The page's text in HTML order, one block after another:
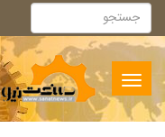
Toggle
navigation